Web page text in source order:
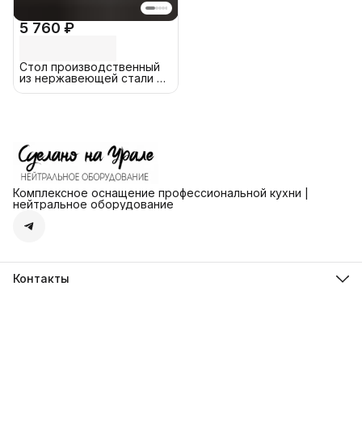
5 760 ₽
Стол производственный
из нержавеющей стали с
Комплексное оснащение профессиональной кухни |
нейтральное оборудование
Контакты